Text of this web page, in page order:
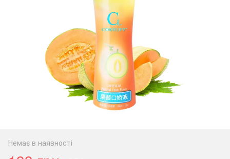
Немає в наявності